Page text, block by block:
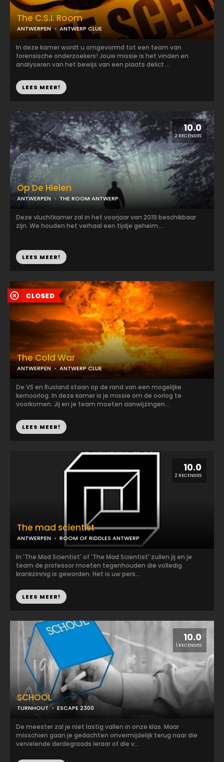
The C.S.I. Room
ANTWERPEN ANTWERP CLUE
In deze kamer wordt u omgevormd tot een team van
forensische onderzoekers! Jouw missie is het vinden en
analyseren van het bewijs van een plaats delict ...
LEES MEER!
10.0
2 RECENSIES
Op De Hielen
ANTWERPEN THE ROOM ANTWERP
Deze vluchtkamer zal in het voorjaar van 2019 beschikbaar
zijn. We houden het verhaal een tijdje geheim....
LEES MEER!
The Cold War
ANTWERPEN ANTWERP CLUE
De VS en Rusland staan op de rand van een mogelijke
kernoorlog. In deze kamer is je missie om de oorlog te
voorkomen. Jij en je team moeten aanwijzingen...
LEES MEER!
10.0
2 RECENSIES
The mad scientist
ANTWERPEN ROOM OF RIDDLES ANTWERP
In 'The Mad Scientist' of 'The Mad Scientist' zullen jij en je
team de professor moeten tegenhouden die volledig
krankzinnig is geworden. Het is uw pers...
LEES MEER!
10.0
1 RECENSIES
SCHOOL
TURNHOUT ESCAPE 2300
De meester zal je niet lastig vallen in onze klas. Maar
misschien gaan je gedachten onvermijdelijk terug naar die
vervelende derdegraads leraar of die v...